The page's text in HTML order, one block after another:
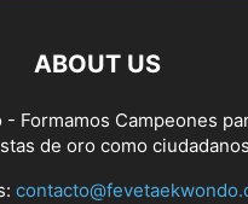
ABOUT US
- Formamos Campeones
de oro como